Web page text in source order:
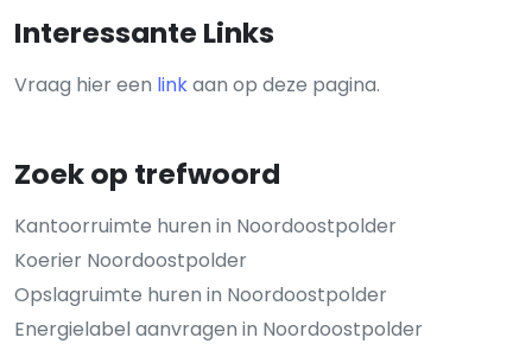
Interessante Links
Vraag hier een linkaan op deze pagina.
Zoek op trefwoord
Kantoorruimte huren in Noordoostpolder
Koerier Noordoostpolder
Opslagruimte huren in Noordoostpolder
Energielabel aanvragen in Noordoostpolder